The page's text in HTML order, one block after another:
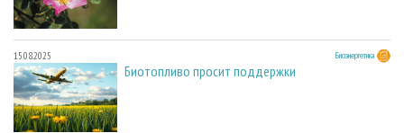
15.08.2025 Биоэнергетика
Биотопливо просит поддержки